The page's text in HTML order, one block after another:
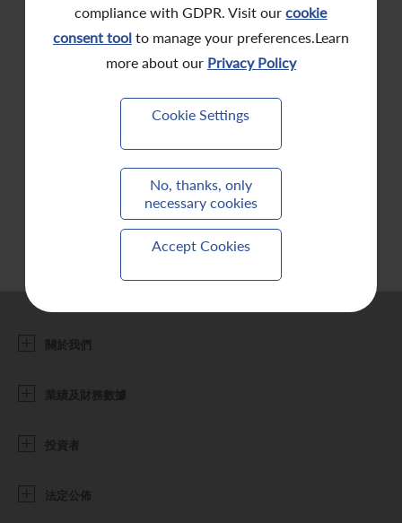
compliance with GDPR. Visit ourcookie
consent toolto manage your preferences.Learn
more about our Privacy Policy
Cookie Settings
No, thanks, only
necessary cookies
Accept Cookies
附屬公司董事名單
關於我們
業績及財務數據
投資者
法定公佈